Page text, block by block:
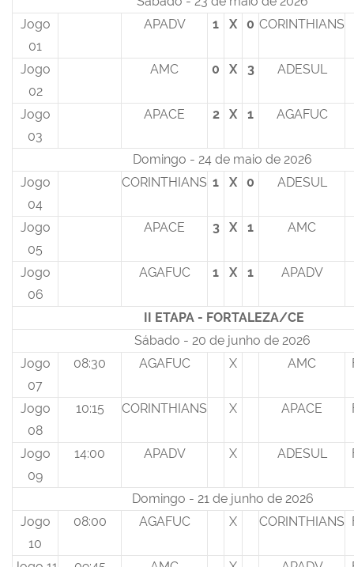
Jogo
01
APADV 1 X 0 CORINTHIANS
Jogo
02
AMC 0 X 3 ADESUL
Jogo
03
APACE 2 X 1 AGAFUC
Domingo - 24 de maio de 2026
Jogo
04
CORINTHIANS 1 X 0 ADESUL
Jogo
05
APACE 3 X 1 AMC
Jogo
06
AGAFUC 1 X 1 APADV
II ETAPA - FORTALEZA/CE
Sábado - 20 de junho de 2026
Jogo
07
08:30 AGAFUC X AMC
Jogo
08
10:15 CORINTHIANS X APACE
Jogo
09
14:00 APADV X ADESUL
Domingo - 21 de junho de 2026
Jogo
10
08:00 AGAFUC X CORINTHIANS